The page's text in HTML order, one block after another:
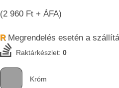
(2 960 Ft + ÁFA)
R Megrendelés esetén a
Raktárkészlet: 0
Króm